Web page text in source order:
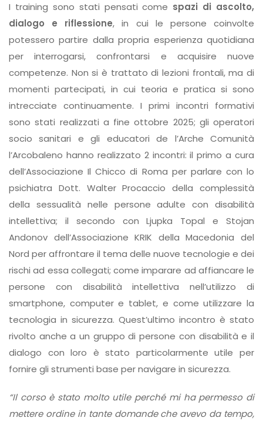
I training sono stati pensati come spazi di ascolto,
dialogo e riflessione, in cui le persone coinvolte
potessero partire dalla propria esperienza quotidiana
per interrogarsi, confrontarsi e acquisire nuove
competenze. Non si è trattato di lezioni frontali, ma di
momenti partecipati, in cui teoria e pratica si sono
intrecciate continuamente. I primi incontri formativi
sono stati realizzati a fine ottobre 2025; gli operatori
socio sanitari e gli educatori de l’Arche Comunità
l’Arcobaleno hanno realizzato 2 incontri: il primo a cura
dell’Associazione Il Chicco di Roma per parlare con lo
psichiatra Dott. Walter Procaccio della complessità
della sessualità nelle persone adulte con disabilità
intellettiva; il secondo con Ljupka Topal e Stojan
Andonov dell’Associazione KRIK della Macedonia del
Nord per affrontare il tema delle nuove tecnologie e dei
rischi ad essa collegati; come imparare ad affiancare le
persone con disabilità intellettiva nell’utilizzo di
smartphone, computer e tablet, e come utilizzare la
tecnologia in sicurezza. Quest’ultimo incontro è stato
rivolto anche a un gruppo di persone con disabilità e il
dialogo con loro è stato particolarmente utile per
fornire gli strumenti base per navigare in sicurezza.
“Il corso è stato molto utile perché mi ha permesso di
mettere ordine in tante domande che avevo da tempo,